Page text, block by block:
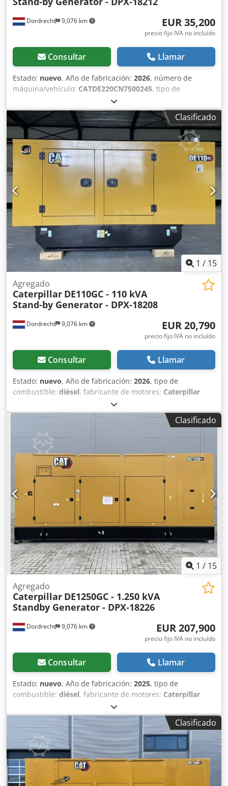
Dordrecht 9,076 km EUR 35,200
precio fijo IVA no incluído
Consultar Llamar
Estado: nuevo, Año de fabricación: 2026, número de
máquina/vehículo: CATDE220CN7500245, tipo de
, fabricante de motores:
C7.1, Uso previsto: Construcción Peso en vacío: 1.933 kg
Potencia del generador: 220 kVA Dimensiones del
compartimento de carga: 332 x 113 x 167 cm Marcado CE:
sí Capacidad del depósito de agua: 325 l Cjdex Nutwepfx
Amverf Póngase en contacto con el equipo de DPX para
más información. = Otras opciones y accesorios = - Batería
- Panel de control - Techo de acero - Cisterna
Clasificado
1 / 15
Dordrecht 9,076 km
Agregado
Caterpillar DE110GC - 110 kVA
Stand-by Generator - DPX-18208
EUR 20,790
precio fijo IVA no incluído
Consultar Llamar
Estado: nuevo, Año de fabricación: 2026, tipo de
combustible: diésel, fabricante de motores: Caterpillar
, Uso previsto: Construcción Peso en vacío: 1.213 kg
Potencia del generador: 110 kVA Dimensiones del
compartimento de carga: 276 x 103 x 158 cm Credpfx Ajv
Sxzromvsf Marcado CE: sí Volumen del depósito de agua:
166 l Contacte con el equipo de DPX para más información.
= Opciones y accesorios adicionales = - Batería - Panel de
control - Techo de acero - Cisterna
Clasificado
1 / 15
Dordrecht 9,076 km
Agregado
Caterpillar DE1250GC - 1.250 kVA
Standby Generator - DPX-18226
EUR 207,900
precio fijo IVA no incluído
Consultar Llamar
Estado: nuevo, Año de fabricación: 2025, tipo de
combustible: diésel, fabricante de motores: Caterpillar
, Finalidad de uso: Construcción Peso en vacío: 10.083
kg Potencia del generador: 1.250 kVA Dimensiones del
compartimento de carga: 583 x 230 x 255 cm Marcado CE:
sí Capacidad del depósito de agua: 1.000 l Póngase en
contacto con el equipo de DPX para obtener más
información. = Más opciones y accesorios = Cedpfsy R I
Eiox Amvsrf - Batería - Panel de control - Techo de acero -
Cisterna
Clasificado